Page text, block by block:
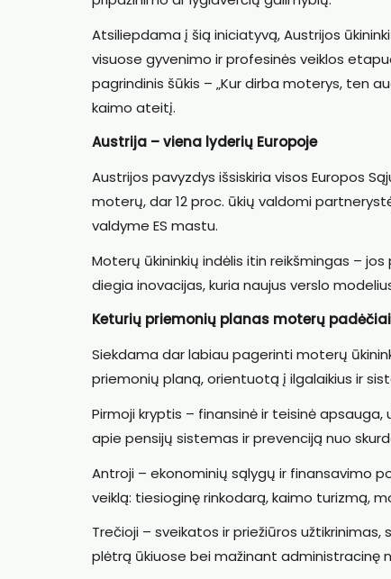
Atsiliepdama į šią iniciatyvą, Austrijos
visuose gyvenimo ir profesinės veiklos
pagrindinis šūkis – „Kur dirba moterys, ten
kaimo ateitį.
Austrija – viena lyderių Europoje
Austrijos pavyzdys išsiskiria visos Europos
moterų, dar 12 proc. ūkių valdomi
valdyme ES mastu.
Moterų ūkininkių indėlis itin reikšmingas –
diegia inovacijas, kuria naujus verslo
Keturių priemonių planas moterų
Siekdama dar labiau pagerinti moterų
priemonių planą, orientuotą į ilgalaikius ir
Pirmoji kryptis – finansinė ir teisinė
apie pensijų sistemas ir prevenciją nuo
Antroji – ekonominių sąlygų ir finansavimo
veiklą: tiesioginę rinkodarą, kaimo turizmą,
Trečioji – sveikatos ir priežiūros
plėtrą ūkiuose bei mažinant administracinę